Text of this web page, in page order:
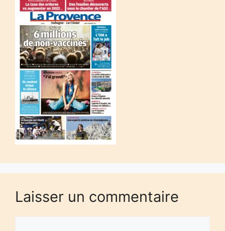
Laisser un commentaire